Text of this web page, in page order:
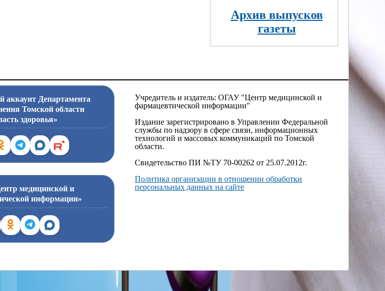
Архив выпусков
газеты
Департамента
Томской области
здоровья»
медицинской и
информации»
Учредитель и издатель: ОГАУ "Центр медицинской и
фармацевтической информации"
Издание зарегистрировано в Управлении Федеральной
службы по надзору в сфере связи, информационных
технологий и массовых коммуникаций по Томской
области.
Свидетельство ПИ №ТУ 70-00262 от 25.07.2012г.
Политика организации в отношении обработки
персональных данных на сайте